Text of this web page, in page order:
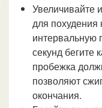
Увеличивайте
для
интервальную
секунд бегите
пробежка
позволяют
окончания.